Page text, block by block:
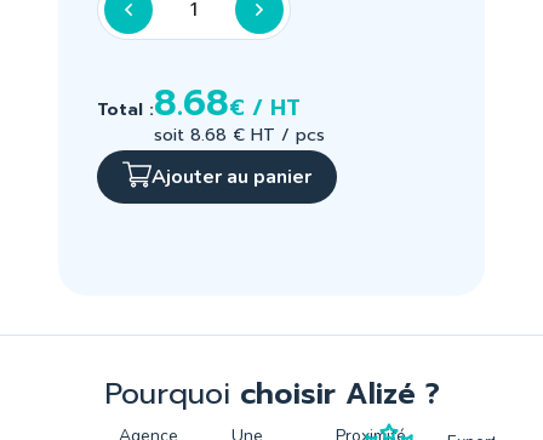
Total :8.68€ / HT
soit 8.68 € HT / pcs
Ajouter au panier
Pourquoi choisir Alizé ?